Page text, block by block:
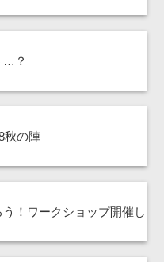
…？
秋の陣
う！ワークショップ開催し